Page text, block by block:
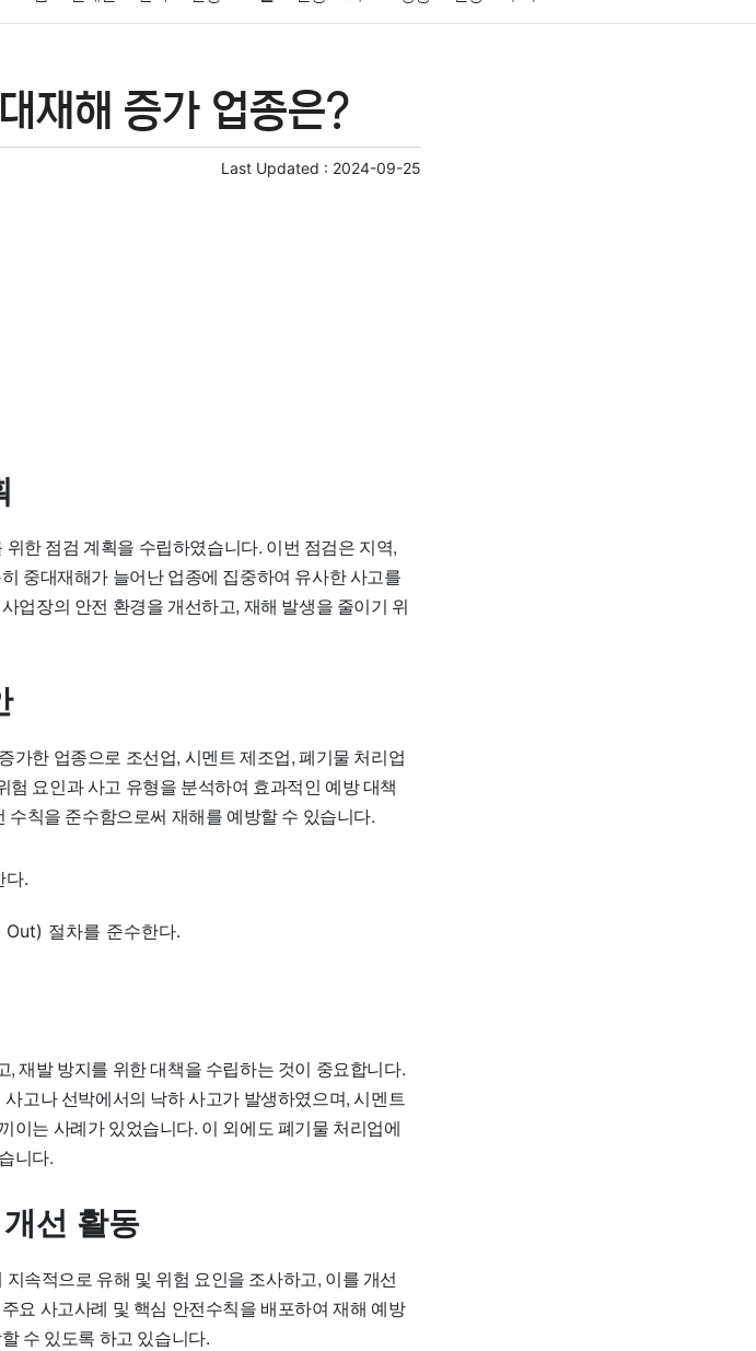
경제 마케팅 부동산 외국어 교육 교통
재해 증가 업종은?
Last Updated : 2024-09-25
한 점검 계획을 수립하였습니다. 이번 점검은 지역,
중대재해가 늘어난 업종에 집중하여 유사한 사고를
업장의 안전 환경을 개선하고, 재해 발생을 줄이기 위
가한 업종으로 조선업, 시멘트 제조업, 폐기물 처리업
요인과 사고 유형을 분석하여 효과적인 예방 대책
칙을 준수함으로써 재해를 예방할 수 있습니다.
다.
절차를 준수한다.
재발 방지를 위한 대책을 수립하는 것이 중요합니다.
고나 선박에서의 낙하 사고가 발생하였으며, 시멘트
이는 사례가 있었습니다. 이 외에도 폐기물 처리업에
니다.
선 활동
속적으로 유해 및 위험 요인을 조사하고, 이를 개선
요 사고사례 및 핵심 안전수칙을 배포하여 재해 예방
수 있도록 하고 있습니다.